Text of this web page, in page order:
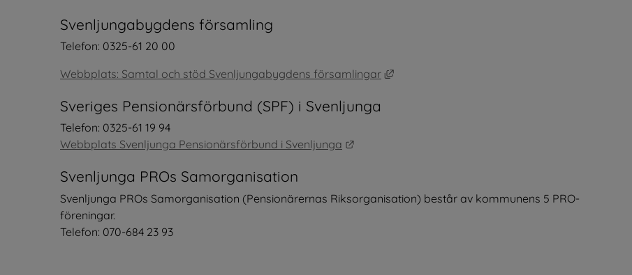
Svenljungabygdens församling
Telefon: 0325-61 20 00
Webbplats: Samtal och stöd Svenljungabygdens församlingar
Länk till annan webbplats, öppnas i nytt fönster.
Sveriges Pensionärsförbund (SPF) i Svenljunga
Telefon: 0325-61 19 94
Webbplats Svenljunga Pensionärsförbund i Svenljunga
Svenljunga PROs Samorganisation
Svenljunga PROs Samorganisation (Pensionärernas Riksorganisation) består av kommunens 5 PRO-
föreningar.
Telefon: 070-684 23 93